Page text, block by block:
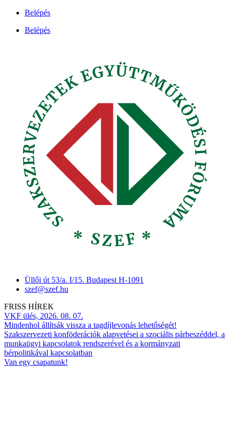
Ugrás
tartalomhoz
Belépés
Belépés
Üllői út 53/a. I/15. Budapest H-1091
szef@szef.hu
FRISS HÍREK
VKF ülés, 2026. 08. 07.
Mindenhol állítsák vissza a tagdíjlevonás lehetőségét!
Szakszervezeti konföderációk alapvetései a szociális párbeszéddel, a
munkaügyi kapcsolatok rendszerével és a kormányzati
bérpolitikával kapcsolatban
Van egy csapatunk!